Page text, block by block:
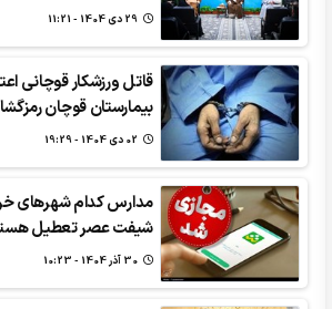
قاتل ورزشکار قوچانی
بیمارستان قوچان
مدارس کدام شهرهای
شیفت عصر تعطیل